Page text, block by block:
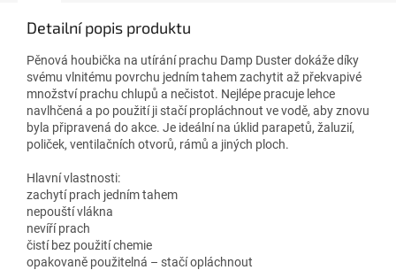
Detailní popis produktu
Pěnová houbička na utírání prachu Damp Duster dokáže díky
svému vlnitému povrchu jedním tahem zachytit až překvapivé
množství prachu chlupů a nečistot. Nejlépe pracuje lehce
navlhčená a po použití ji stačí propláchnout ve vodě, aby znovu
byla připravená do akce. Je ideální na úklid parapetů, žaluzií,
poliček, ventilačních otvorů, rámů a jiných ploch.
Hlavní vlastnosti:
zachytí prach jedním tahem
nepouští vlákna
nevíří prach
čistí bez použití chemie
opakovaně použitelná – stačí opláchnout